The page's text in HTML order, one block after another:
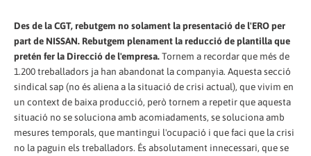
Des de la CGT, rebutgem no solament la presentació de l'ERO per
part de NISSAN. Rebutgem plenament la reducció de plantilla que
pretén fer la Direcció de l'empresa.Tornem a recordar que més de
1.200 treballadors ja han abandonat la companyia. Aquesta secció
sindical sap (no és aliena a la situació de crisi actual), que vivim en
un context de baixa producció, però tornem a repetir que aquesta
situació no se soluciona amb acomiadaments, se soluciona amb
mesures temporals, que mantingui l'ocupació i que faci que la crisi
no la paguin els treballadors. És absolutament innecessari, que se